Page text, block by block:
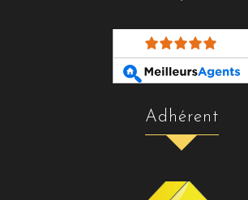
adhérent